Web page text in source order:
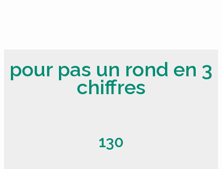
pour pas un rond en 3
chiffres
130